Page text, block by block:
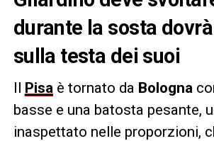
durante la sosta
sulla testa dei suoi
Il Pisa è tornato da Bologna
basse e una batosta pesante,
inaspettato nelle proporzioni,